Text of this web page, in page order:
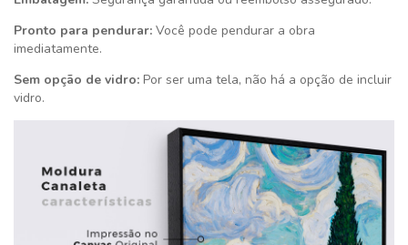
Pronto para pendurar: Você pode pendurar a obra
imediatamente.
Sem opção de vidro: Por ser uma tela, não há a opção de incluir
vidro.